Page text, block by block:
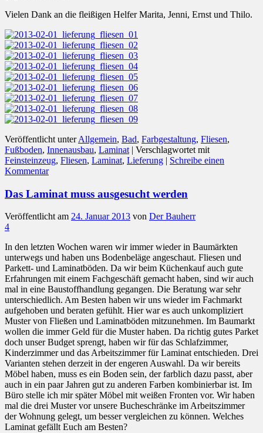
Vielen Dank an die fleißigen Helfer Marita, Jenni, Ernst und Thilo.
Veröffentlicht unter Allgemein, Bad, Farbgestaltung, Fliesen,
Fußboden, Innenausbau, Laminat | Verschlagwortet mit
Feinsteinzeug, Fliesen, Laminat, Lieferung | Schreibe einen
Kommentar
Das Laminat muss ausgesucht werden
Veröffentlicht am 24. Januar 2013 von Der Bauherr
4
In den letzten Wochen waren wir immer wieder in Baumärkten
unterwegs und haben uns Bodenbeläge angeschaut. Fliesen und
Parkett- und Laminatböden. Da wir beim Küchenkauf auch gute
Erfahrungen mit einem Fachgeschäft gemacht haben, sind wir auch
mal in eine Baustoffhandlung gegangen. Die Beratung war sehr
unterschiedlich. Am Besten haben wir uns wieder im Fachmarkt
aufgehoben und beraten gefühlt. Hier war es auch unkompliziert
Muster von Fließen und Laminatböden mitzunehmen. Im Baumarkt
wollen die immer Geld für die Muster haben. Da richtig gutes Parket
doch unser Budget sprengt, haben wir für das Schlafzimmer,
Kinderzimmer und das Arbeitszimmer für Laminat entschieden. Drei
Varianten stehen derzeit in der engeren Auswahl. Da wir bereits
Möbel haben, muss es ein Boden sein, der farblich dazu passt, aber
auch in ein paar Jahren gut zu anderen Farben kombinierbar ist. Im
Büro stelle ich mir später Möbel mit weißen Fronten vor. Wir haben
mal die drei Muster vor unsere Bucheschränke im Arbeitszimmer
der Wohnung gelegt, um besser vergleichen zu können. Welches
Laminat gefällt Euch am Besten?